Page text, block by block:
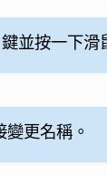
並按一下滑
更名稱。